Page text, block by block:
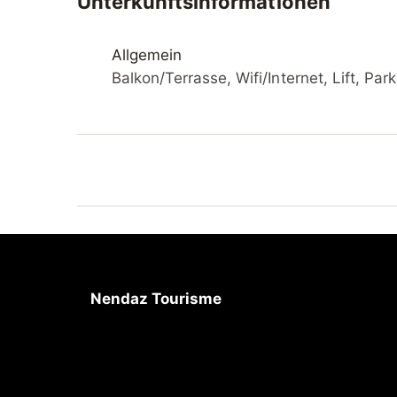
Skibushaltestelle 250 m. Bekannte
Allgemein
Balkon/Terrasse, Wifi/Internet, Lift,
Nendaz Tourisme